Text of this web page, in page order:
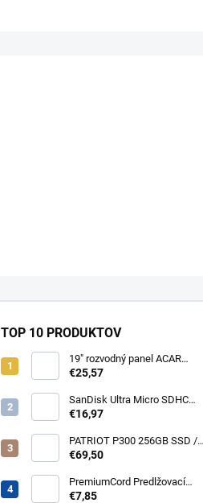
TOP 10 PRODUKTOV
19" rozvodný panel ACAR
8x230V, vypínač, indikátor
kabel 3m Acar S8 FA
€25,57
SanDisk Ultra Micro SDHC
32GB 120MB/s A1+ada
€16,97
PATRIOT P300 256GB SSD /
Interní / M.2 PCIe Gen3 x4
P300P256GM28
€69,50
PremiumCord Predlžovací
kábel - sieť 230V, IEC 320 C13
€7,85